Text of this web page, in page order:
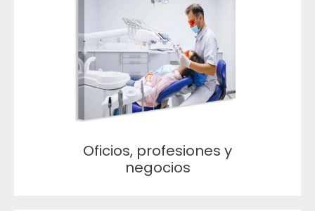
Oficios, profesiones y
negocios